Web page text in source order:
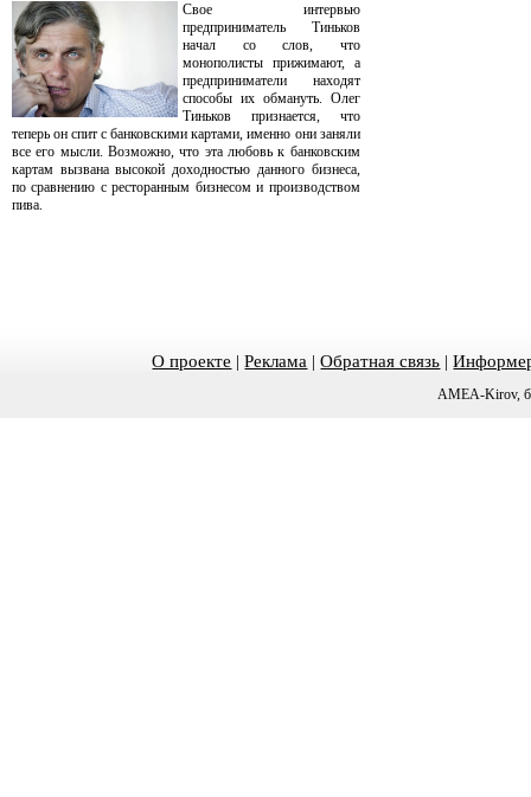
Свое интервью
предприниматель Тиньков
начал со слов, что
монополисты прижимают, а
предприниматели находят
способы их обмануть. Олег
Тиньков признается, что
теперь он спит с банковскими картами, именно они заняли
все его мысли. Возможно, что эта любовь к банковским
картам вызвана высокой доходностью данного бизнеса,
по сравнению с ресторанным бизнесом и производством
пива.
О проекте |Реклама |Обратная связь |
AMEA-Kirov,